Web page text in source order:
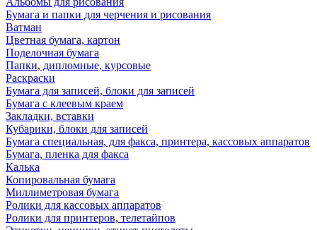
Бумага и папки для черчения и рисования
Ватман
Цветная бумага, картон
Поделочная бумага
Папки, дипломные, курсовые
Раскраски
Бумага для записей, блоки для записей
Бумага с клеевым краем
Закладки, вставки
Кубарики, блоки для записей
Бумага специальная, для факса, принтера, кассовых аппаратов
Бумага, пленка для факса
Калька
Копировальная бумага
Миллиметровая бумага
Ролики для кассовых аппаратов
Ролики для принтеров, телетайпов